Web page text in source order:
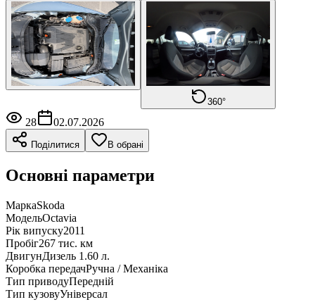
360°
28 02.07.2026
Поділитися В обрані
Основні параметри
МаркаSkoda
МодельOctavia
Рік випуску2011
Пробіг267 тис. км
ДвигунДизель 1.60 л.
Коробка передачРучна / Механіка
Тип приводуПередній
Тип кузовуУніверсал